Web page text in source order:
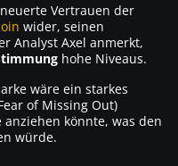
Vertrauen der
wider, seinen
Analyst Axel anmerkt,
hohe Niveaus.
wäre ein starkes
of Missing Out)
könnte, was den
würde.